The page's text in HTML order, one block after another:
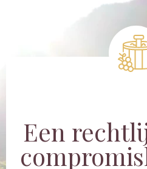
Een